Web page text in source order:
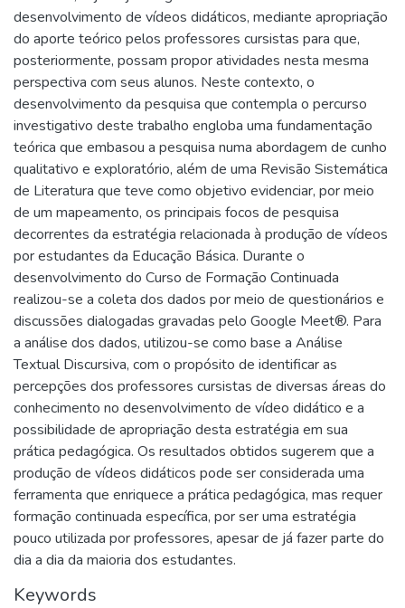
desenvolvimento de vídeos didáticos, mediante apropriação
do aporte teórico pelos professores cursistas para que,
posteriormente, possam propor atividades nesta mesma
perspectiva com seus alunos. Neste contexto, o
desenvolvimento da pesquisa que contempla o percurso
investigativo deste trabalho engloba uma fundamentação
teórica que embasou a pesquisa numa abordagem de cunho
qualitativo e exploratório, além de uma Revisão Sistemática
de Literatura que teve como objetivo evidenciar, por meio
de um mapeamento, os principais focos de pesquisa
decorrentes da estratégia relacionada à produção de vídeos
por estudantes da Educação Básica. Durante o
desenvolvimento do Curso de Formação Continuada
realizou-se a coleta dos dados por meio de questionários e
discussões dialogadas gravadas pelo Google Meet®. Para
a análise dos dados, utilizou-se como base a Análise
Textual Discursiva, com o propósito de identificar as
percepções dos professores cursistas de diversas áreas do
conhecimento no desenvolvimento de vídeo didático e a
possibilidade de apropriação desta estratégia em sua
prática pedagógica. Os resultados obtidos sugerem que a
produção de vídeos didáticos pode ser considerada uma
ferramenta que enriquece a prática pedagógica, mas requer
formação continuada específica, por ser uma estratégia
pouco utilizada por professores, apesar de já fazer parte do
dia a dia da maioria dos estudantes.
Keywords